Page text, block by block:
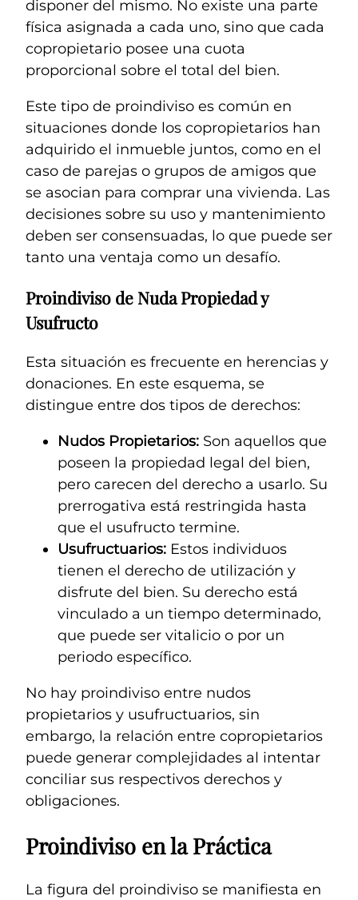
disponer del mismo. No existe una parte
física asignada a cada uno, sino que cada
copropietario posee una cuota
proporcional sobre el total del bien.
Este tipo de proindiviso es común en
situaciones donde los copropietarios han
adquirido el inmueble juntos, como en el
caso de parejas o grupos de amigos que
se asocian para comprar una vivienda. Las
decisiones sobre su uso y mantenimiento
deben ser consensuadas, lo que puede ser
tanto una ventaja como un desafío.
Proindiviso de Nuda Propiedad y
Usufructo
Esta situación es frecuente en herencias y
donaciones. En este esquema, se
distingue entre dos tipos de derechos:
Nudos Propietarios: Son aquellos que
poseen la propiedad legal del bien,
pero carecen del derecho a usarlo. Su
prerrogativa está restringida hasta
que el usufructo termine.
Usufructuarios: Estos individuos
tienen el derecho de utilización y
disfrute del bien. Su derecho está
vinculado a un tiempo determinado,
que puede ser vitalicio o por un
periodo específico.
No hay proindiviso entre nudos
propietarios y usufructuarios, sin
embargo, la relación entre copropietarios
puede generar complejidades al intentar
conciliar sus respectivos derechos y
obligaciones.
Proindiviso en la Práctica
La figura del proindiviso se manifiesta en